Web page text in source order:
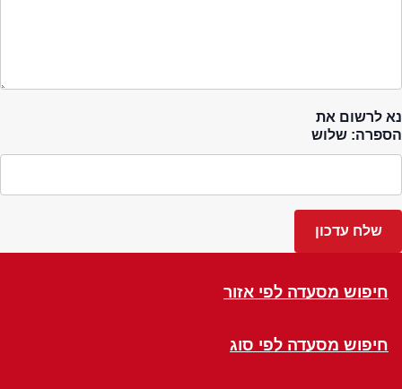
נא לרשום את
הספרה: שלוש
חיפוש מסעדה לפי אזור
חיפוש מסעדה לפי סוג